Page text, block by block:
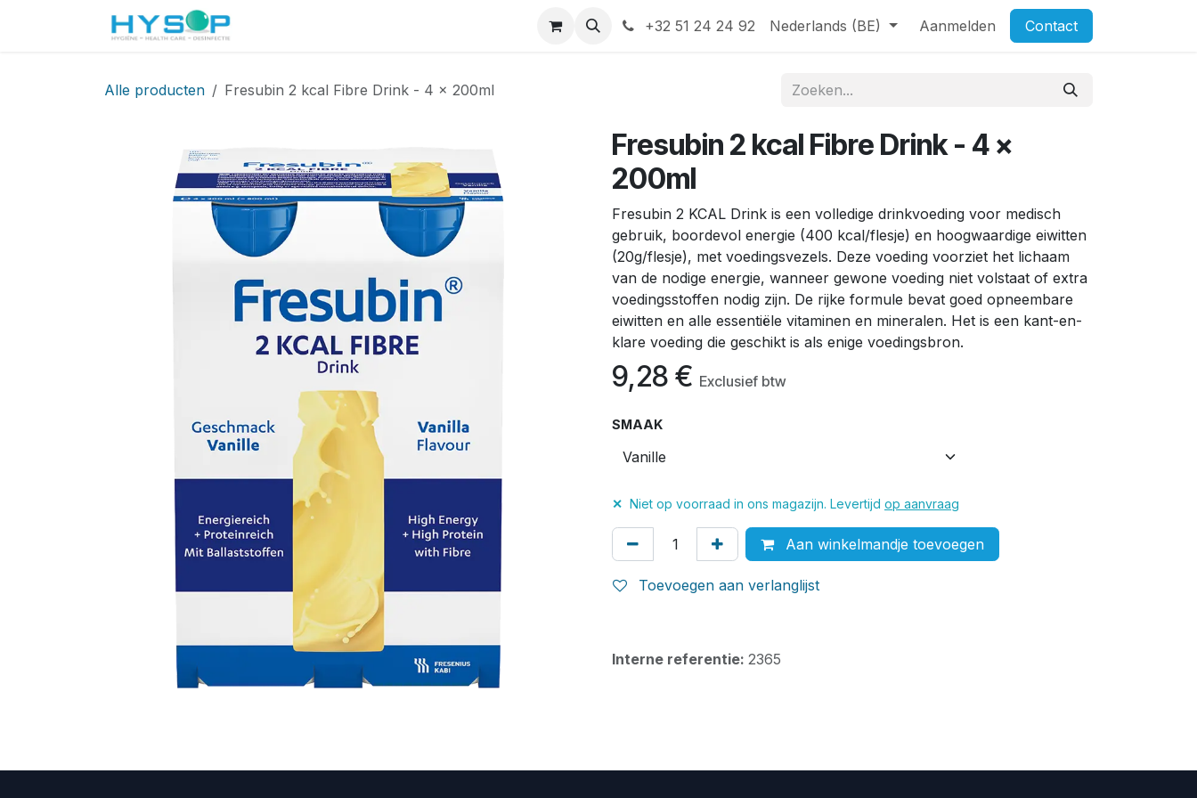
+32 51 24 24 92 Nederlands (BE) Aanmelden Contact
Alle producten Fresubin 2 kcal Fibre Drink - 4 x 200ml
Fresubin 2 kcal Fibre Drink - 4 x
200ml
Fresubin 2 KCAL Drink is een volledige drinkvoeding voor medisch
gebruik, boordevol energie (400 kcal/flesje) en hoogwaardige eiwitten
(20g/flesje), met voedingsvezels. Deze voeding voorziet het lichaam
van de nodige energie, wanneer gewone voeding niet volstaat of extra
voedingsstoffen nodig zijn. De rijke formule bevat goed opneembare
eiwitten en alle essentiële vitaminen en mineralen. Het is een kant-en-
klare voeding die geschikt is als enige voedingsbron.
9,28 € Exclusief btw
SMAAK
✕ Niet op voorraad in ons magazijn. Levertijd op aanvraag
Aan winkelmandje toevoegen
Toevoegen aan verlanglijst
Interne referentie: 2365